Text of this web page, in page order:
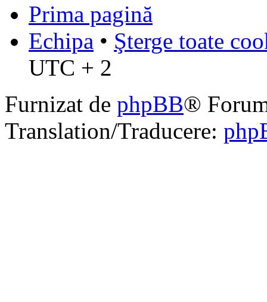
Prima pagină
Echipa • Şterge toate
UTC + 2
Furnizat de phpBB®
Translation/Traducere: